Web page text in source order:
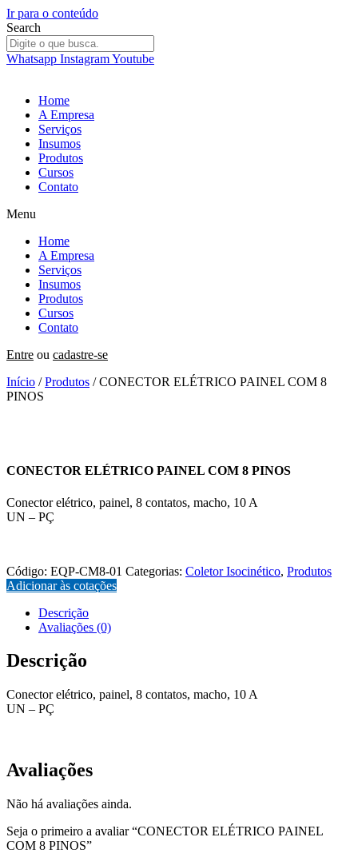
Ir para o conteúdo
Search
Whatsapp InstagramYoutube
Home
A Empresa
Serviços
Insumos
Produtos
Cursos
Contato
Menu
Home
A Empresa
Serviços
Insumos
Produtos
Cursos
Contato
Entre ou cadastre-se
Início /Produtos / CONECTOR ELÉTRICO PAINEL COM 8
PINOS
CONECTOR ELÉTRICO PAINEL COM 8 PINOS
Conector elétrico, painel, 8 contatos, macho, 10 A
UN – PÇ
Código: EQP-CM8-01 Categorias: Coletor Isocinético, Produtos
Adicionar às cotações
Descrição
Avaliações (0)
Descrição
Conector elétrico, painel, 8 contatos, macho, 10 A
UN – PÇ
Avaliações
Não há avaliações ainda.
Seja o primeiro a avaliar “CONECTOR ELÉTRICO PAINEL
COM 8 PINOS”